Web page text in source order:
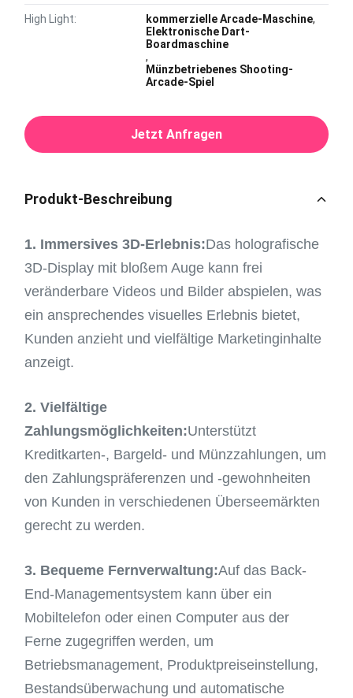
High Light: kommerzielle Arcade-Maschine,
Elektronische Dart-
Boardmaschine
,
Münzbetriebenes Shooting-
Arcade-Spiel
Jetzt Anfragen
Produkt-Beschreibung
1. Immersives 3D-Erlebnis:Das holografische
3D-Display mit bloßem Auge kann frei
veränderbare Videos und Bilder abspielen, was
ein ansprechendes visuelles Erlebnis bietet,
Kunden anzieht und vielfältige Marketinginhalte
anzeigt.
2. Vielfältige
Zahlungsmöglichkeiten:Unterstützt
Kreditkarten-, Bargeld- und Münzzahlungen, um
den Zahlungspräferenzen und -gewohnheiten
von Kunden in verschiedenen Überseemärkten
gerecht zu werden.
3. Bequeme Fernverwaltung:Auf das Back-
End-Managementsystem kann über ein
Mobiltelefon oder einen Computer aus der
Ferne zugegriffen werden, um
Betriebsmanagement, Produktpreiseinstellung,
Bestandsüberwachung und automatische